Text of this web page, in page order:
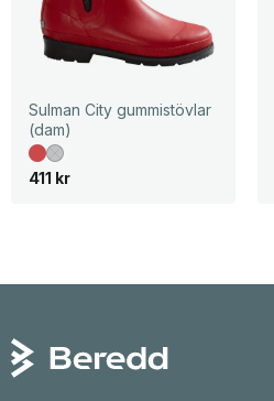
Sulman City gummistövlar
(dam)
411 kr